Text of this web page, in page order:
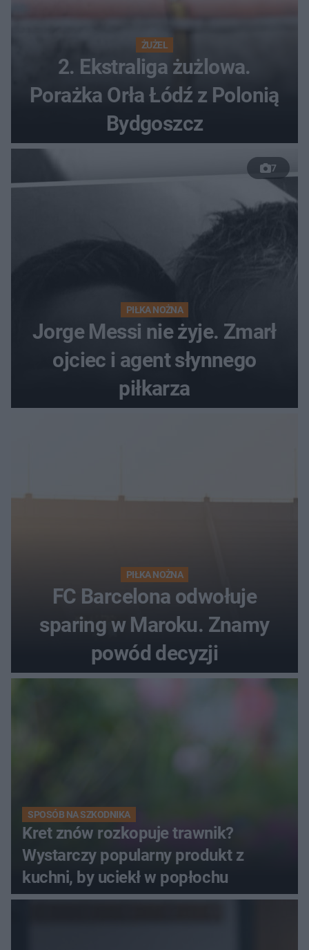
ŻUŻEL
2. Ekstraliga żużlowa.
Porażka Orła Łódź z Polonią
Bydgoszcz
7
PIŁKA NOŻNA
Jorge Messi nie żyje. Zmarł
ojciec i agent słynnego
piłkarza
PIŁKA NOŻNA
FC Barcelona odwołuje
sparing w Maroku. Znamy
powód decyzji
SPOSÓB NA SZKODNIKA
Kret znów rozkopuje trawnik?
Wystarczy popularny produkt z
kuchni, by uciekł w popłochu